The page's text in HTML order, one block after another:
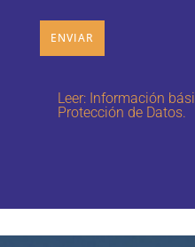
ENVIAR
Leer: Información
Protección de Datos.